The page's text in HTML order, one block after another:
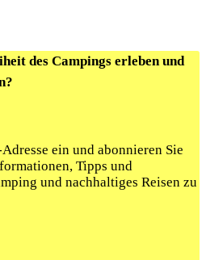
des Campings erleben und
ein und abonnieren Sie
Tipps und
und nachhaltiges Reisen zu